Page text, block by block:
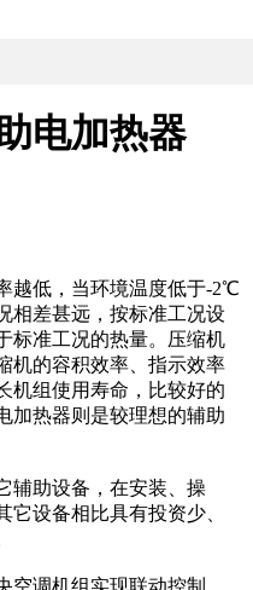
电加热器
越低，当环境温度低于-2℃
相差甚远，按标准工况设
标准工况的热量。压缩机
机的容积效率、指示效率
机组使用寿命，比较好的
加热器则是较理想的辅助
助设备，在安装、操
设备相比具有投资少、
调机组实现联动控制，